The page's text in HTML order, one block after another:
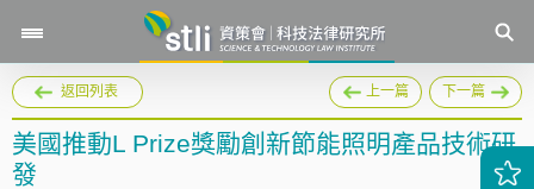
返回列表 上一篇 下一篇
美國推動L Prize獎勵創新節能照明產品技術研
發